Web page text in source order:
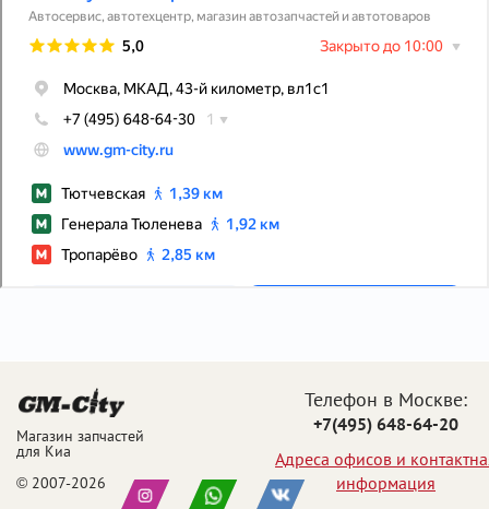
Магазин запчастей
для Киа
© 2007-2026
Телефон в Москве:
+7(495) 648-64-20
Адреса офисов и
информация